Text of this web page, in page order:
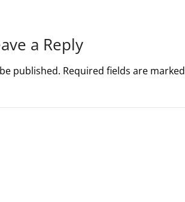
a Reply
published. Required fields are marked